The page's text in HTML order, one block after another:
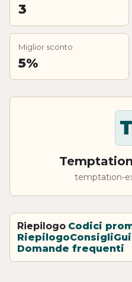
3
Miglior sconto
5%
temptation-
Riepilogo Codici
RiepilogoConsigli
Domande frequenti